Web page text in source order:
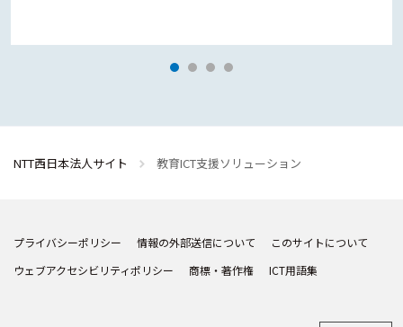
NTT西日本法人サイト 教育ICT支援ソリューション
プライバシーポリシー 情報の外部送信について
このサイトについて
ウェブアクセシビリティポリシー
商標・著作権 ICT用語集